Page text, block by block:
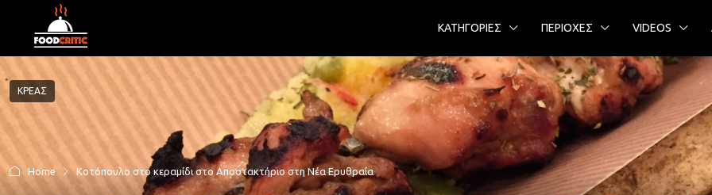
ΚΑΤΗΓΟΡΙΕΣ ΠΕΡΙΟΧΕΣ VIDEOS
ΚΡΕΑΣ
Home Κοτόπουλο στο κεραμίδι στο Αποστακτήριο στη Νέα Ερυθραία